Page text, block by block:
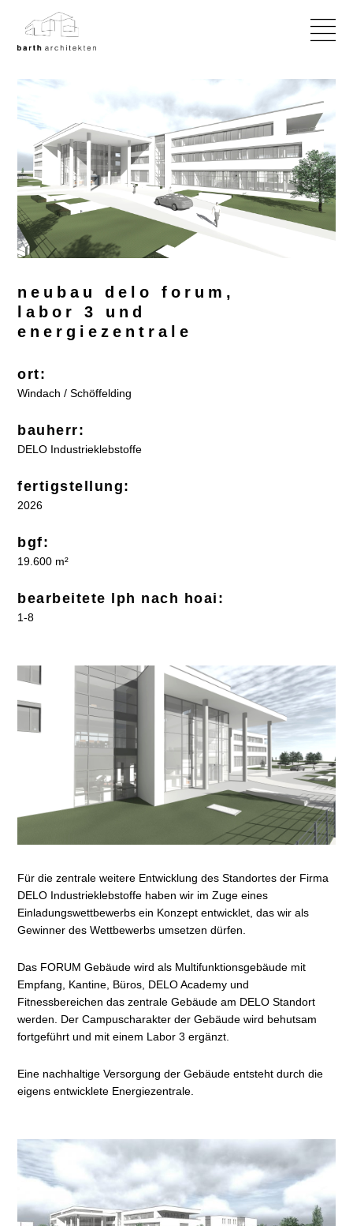
neubau delo forum,
labor 3 und
energiezentrale
ort:
Windach / Schöffelding
bauherr:
DELO Industrieklebstoffe
fertigstellung:
2026
bgf:
19.600 m²
bearbeitete lph nach hoai:
1-8
Für die zentrale weitere Entwicklung des Standortes der Firma
DELO Industrieklebstoffe haben wir im Zuge eines
Einladungswettbewerbs ein Konzept entwicklet, das wir als
Gewinner des Wettbewerbs umsetzen dürfen.
Das FORUM Gebäude wird als Multifunktionsgebäude mit
Empfang, Kantine, Büros, DELO Academy und
Fitnessbereichen das zentrale Gebäude am DELO Standort
werden. Der Campuscharakter der Gebäude wird behutsam
fortgeführt und mit einem Labor 3 ergänzt.
Eine nachhaltige Versorgung der Gebäude entsteht durch die
eigens entwicklete Energiezentrale.